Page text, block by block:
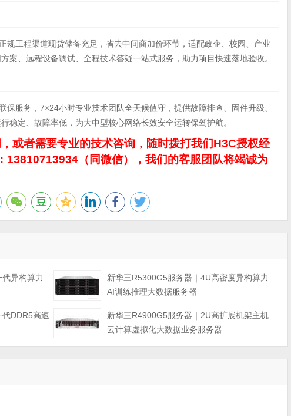
规工程渠道现货储备充足，省去中间商加价环节，适配政企、校园、产业
案、远程设备调试、全程技术答疑一站式服务，助力项目快速落地验收。
保服务，7×24小时专业技术团队全天候值守，提供故障排查、固件升级、
稳定、故障率低，为大中型核心网络长效安全运转保驾护航。
或者需要专业的技术咨询，随时拨打我们H3C授权经
（同微信），我们的客服团队将竭诚为
异构算力
新华三R5300G5服务器｜4U高密度异构算力
AI训练推理大数据服务器
DDR5高速
新华三R4900G5服务器｜2U高扩展机架主机
云计算虚拟化大数据业务服务器